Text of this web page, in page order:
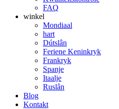
FAQ
winkel
Mondiaal
hart
Dútslân
Feriene Keninkryk
Frankryk
Spanje
Itaalje
Ruslân
Blog
Kontakt